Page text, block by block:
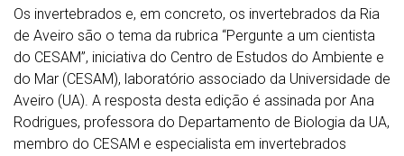
Os invertebrados e, em concreto, os invertebrados da Ria
de Aveiro são o tema da rubrica “Pergunte a um cientista
do CESAM”, iniciativa do Centro de Estudos do Ambiente e
do Mar (CESAM), laboratório associado da Universidade de
Aveiro (UA). A resposta desta edição é assinada por Ana
Rodrigues, professora do Departamento de Biologia da UA,
membro do CESAM e especialista em invertebrados